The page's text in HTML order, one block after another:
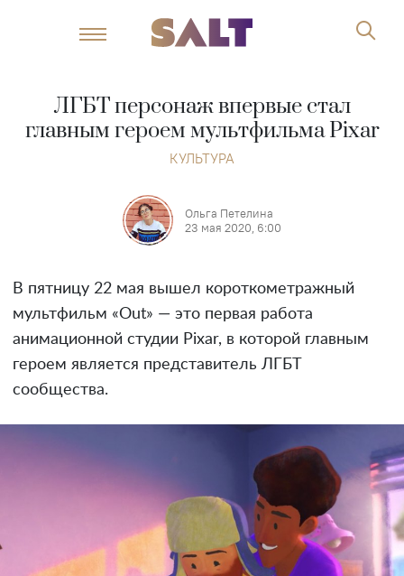
ЛГБТ персонаж впервые стал
главным героем мультфильма Pixar
КУЛЬТУРА
Ольга Петелина
23 мая 2020, 6:00
В пятницу 22 мая вышел короткометражный
мультфильм «Out» — это первая работа
анимационной студии Pixar, в которой главным
героем является представитель ЛГБТ
сообщества.